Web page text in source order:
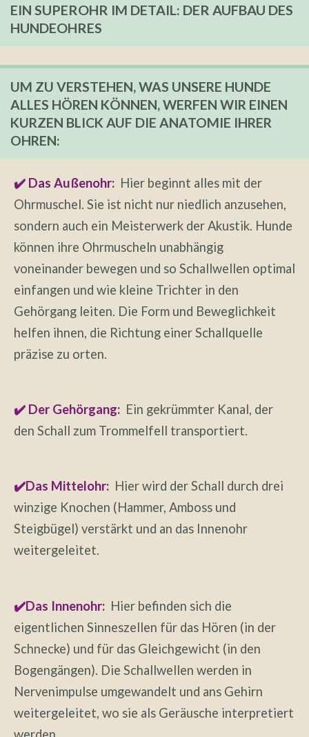
EIN SUPEROHR IM DETAIL: DER AUFBAU DES
HUNDEOHRES
UM ZU VERSTEHEN, WAS UNSERE HUNDE
ALLES HÖREN KÖNNEN, WERFEN WIR EINEN
KURZEN BLICK AUF DIE ANATOMIE IHRER
OHREN:
✔️ Das Außenohr: Hier beginnt alles mit der
Ohrmuschel. Sie ist nicht nur niedlich anzusehen,
sondern auch ein Meisterwerk der Akustik. Hunde
können ihre Ohrmuscheln unabhängig
voneinander bewegen und so Schallwellen optimal
einfangen und wie kleine Trichter in den
Gehörgang leiten. Die Form und Beweglichkeit
helfen ihnen, die Richtung einer Schallquelle
präzise zu orten.
✔️ Der Gehörgang: Ein gekrümmter Kanal, der
den Schall zum Trommelfell transportiert.
✔️Das Mittelohr: Hier wird der Schall durch drei
winzige Knochen (Hammer, Amboss und
Steigbügel) verstärkt und an das Innenohr
weitergeleitet.
✔️Das Innenohr: Hier befinden sich die
eigentlichen Sinneszellen für das Hören (in der
Schnecke) und für das Gleichgewicht (in den
Bogengängen). Die Schallwellen werden in
Nervenimpulse umgewandelt und ans Gehirn
weitergeleitet, wo sie als Geräusche interpretiert